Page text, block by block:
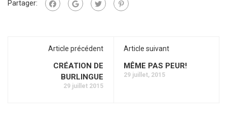
Partager:
Article précédent
CRÉATION DE
BURLINGUE
29 juillet 2015
Article suivant
MÊME PAS PEUR!
29 juillet, 2015